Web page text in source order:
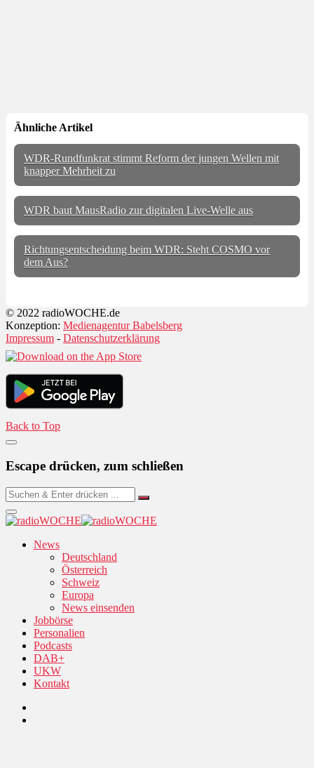
Ähnliche Artikel
WDR-Rundfunkrat stimmt Reform der jungen Wellen mit
knapper Mehrheit zu
WDR baut MausRadio zur digitalen Live-Welle aus
Richtungsentscheidung beim WDR: Steht COSMO vor
dem Aus?
© 2022 radioWOCHE.de
Konzeption: Medienagentur Babelsberg
Impressum - Datenschutzerklärung
Back to Top
Escape drücken, zum schließen
News
Deutschland
Österreich
Schweiz
Europa
News einsenden
Jobbörse
Personalien
Podcasts
DAB+
UKW
Kontakt